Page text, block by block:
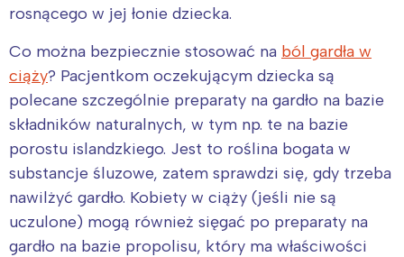
rosnącego w jej łonie dziecka.
Co można bezpiecznie stosować na ból gardła w
ciąży? Pacjentkom oczekującym dziecka są
polecane szczególnie preparaty na gardło na bazie
składników naturalnych, w tym np. te na bazie
porostu islandzkiego. Jest to roślina bogata w
substancje śluzowe, zatem sprawdzi się, gdy trzeba
nawilżyć gardło. Kobiety w ciąży (jeśli nie są
uczulone) mogą również sięgać po preparaty na
gardło na bazie propolisu, który ma właściwości